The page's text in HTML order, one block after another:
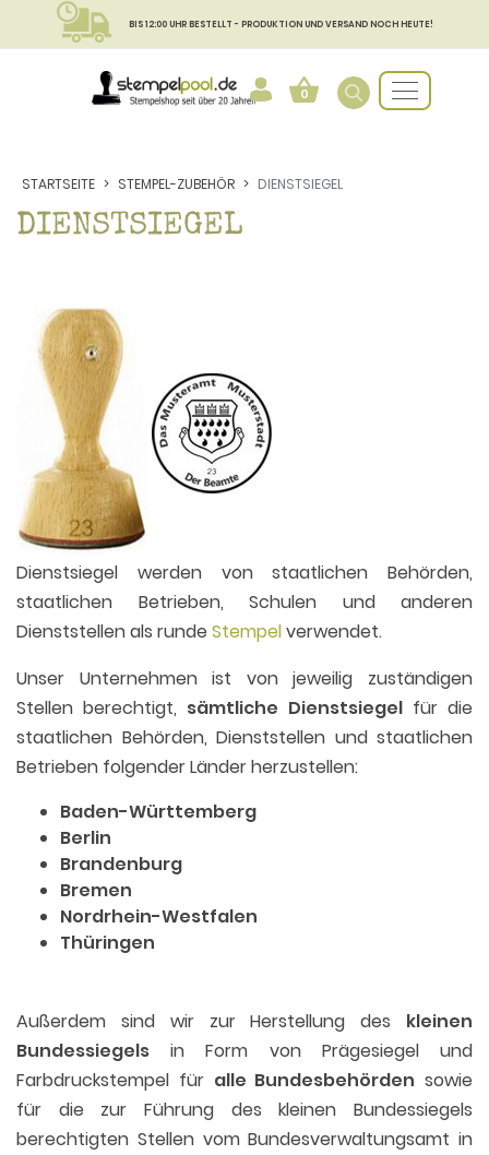
BIS 12:00 UHR BESTELLT - PRODUKTION UND VERSAND NOCH HEUTE!
0
STARTSEITE STEMPEL-ZUBEHÖR DIENSTSIEGEL
DIENSTSIEGEL
Dienstsiegel werden von staatlichen Behörden,
staatlichen Betrieben, Schulen und anderen
Dienststellen als runde Stempelverwendet.
Unser Unternehmen ist von jeweilig zuständigen
Stellen berechtigt, sämtliche Dienstsiegelfür die
staatlichen Behörden, Dienststellen und staatlichen
Betrieben folgender Länder herzustellen:
Baden-Württemberg
Berlin
Brandenburg
Bremen
Nordrhein-Westfalen
Thüringen
Außerdem sind wir zur Herstellung des kleinen
Bundessiegels in Form von Prägesiegel und
Farbdruckstempel für alle Bundesbehörden sowie
für die zur Führung des kleinen Bundessiegels
berechtigten Stellen vom Bundesverwaltungsamt in